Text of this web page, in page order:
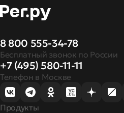
8 800 555-34-78
Бесплатный звонок по России
+7 (495) 580-11-11
Телефон в Москве
Продукты